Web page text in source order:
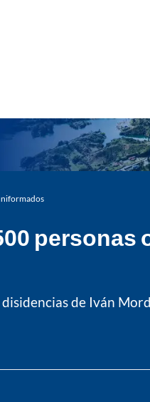
personas
de Iván